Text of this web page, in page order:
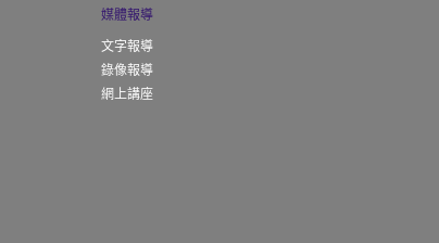
媒體報導
文字報導
錄像報導
網上講座